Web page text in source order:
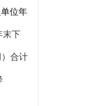
位年
末下
合计